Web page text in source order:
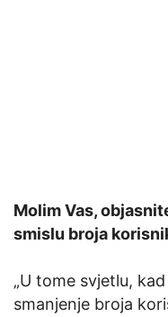
Molim Vas,
smislu broja
„U tome svjetlu,
smanjenje broja